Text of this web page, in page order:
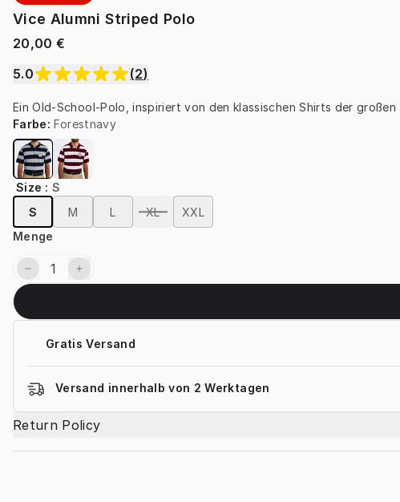
Vice Alumni Striped Polo
20,00 €
5.0
(2)
Ein Old-School-Polo, inspiriert von den klassischen Shirts der großen
Farbe: Forestnavy
Size :S
S
M L XL
XXL
Menge
Gratis Versand
Versand innerhalb von 2 Werktagen
Return Policy